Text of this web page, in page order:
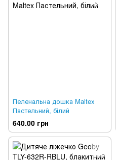
Пеленальна дошка Maltex
Пастельний, білий
640.00 грн